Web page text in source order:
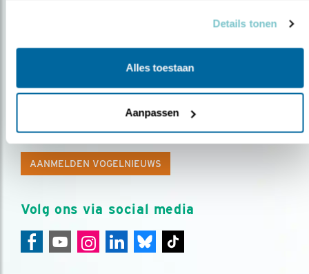
Details tonen
Alles toestaan
Aanpassen
Op de hoogte blijven?
Meld je aan en ontvang nieuws, inspiratie, acties en tips
AANMELDEN VOGELNIEUWS
Volg ons via social media